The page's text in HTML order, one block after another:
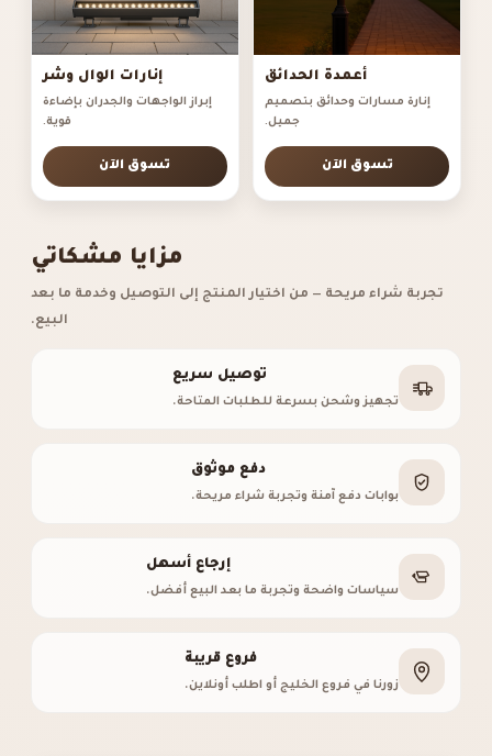
أعمدة الحدائق
إنارة مسارات وحدائق بتصميم
جميل.
تسوق الآن
إنارات الوال وشر
إبراز الواجهات والجدران بإضاءة
قوية.
تسوق الآن
مزايا مشكاتي
تجربة شراء مريحة — من اختيار المنتج إلى التوصيل وخدمة ما بعد
البيع.
توصيل سريع
تجهيز وشحن بسرعة للطلبات المتاحة.
دفع موثوق
بوابات دفع آمنة وتجربة شراء مريحة.
إرجاع أسهل
سياسات واضحة وتجربة ما بعد البيع أفضل.
فروع قريبة
زورنا في فروع الخليج أو اطلب أونلاين.